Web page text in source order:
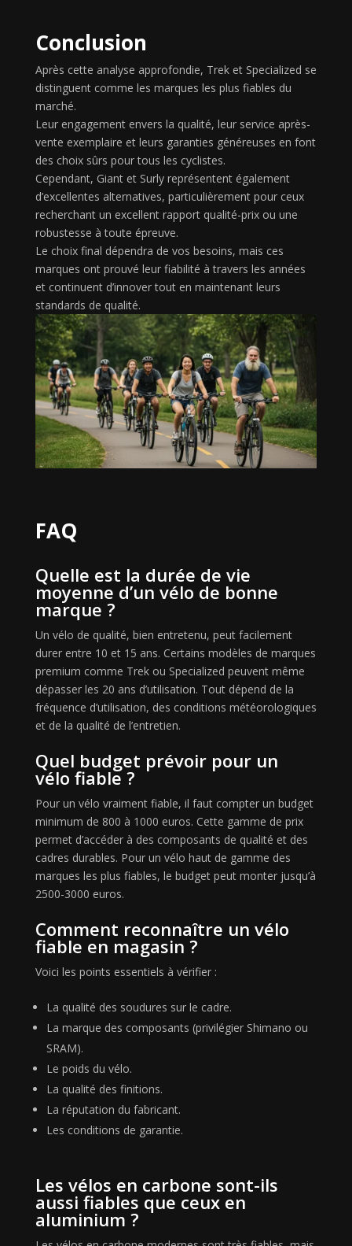
Conclusion
Après cette analyse approfondie, Trek et Specialized se
distinguent comme les marques les plus fiables du
marché.
Leur engagement envers la qualité, leur service après-
vente exemplaire et leurs garanties généreuses en font
des choix sûrs pour tous les cyclistes.
Cependant, Giant et Surly représentent également
d’excellentes alternatives, particulièrement pour ceux
recherchant un excellent rapport qualité-prix ou une
robustesse à toute épreuve.
Le choix final dépendra de vos besoins, mais ces
marques ont prouvé leur fiabilité à travers les années
et continuent d’innover tout en maintenant leurs
standards de qualité.
FAQ
Quelle est la durée de vie
moyenne d’un vélo de bonne
marque ?
Un vélo de qualité, bien entretenu, peut facilement
durer entre 10 et 15 ans. Certains modèles de marques
premium comme Trek ou Specialized peuvent même
dépasser les 20 ans d’utilisation. Tout dépend de la
fréquence d’utilisation, des conditions météorologiques
et de la qualité de l’entretien.
Quel budget prévoir pour un
vélo fiable ?
Pour un vélo vraiment fiable, il faut compter un budget
minimum de 800 à 1000 euros. Cette gamme de prix
permet d’accéder à des composants de qualité et des
cadres durables. Pour un vélo haut de gamme des
marques les plus fiables, le budget peut monter jusqu’à
2500-3000 euros.
Comment reconnaître un vélo
fiable en magasin ?
Voici les points essentiels à vérifier :
La qualité des soudures sur le cadre.
La marque des composants (privilégier Shimano ou
SRAM).
Le poids du vélo.
La qualité des finitions.
La réputation du fabricant.
Les conditions de garantie.
Les vélos en carbone sont-ils
aussi fiables que ceux en
aluminium ?